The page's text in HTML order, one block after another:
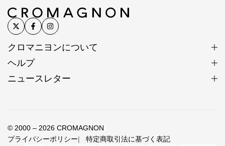
クロマニヨンについて
ヘルプ
ニュースレター
© 2000 – 2026 CROMAGNON
プライバシーポリシー
特定商取引法に基づく表記